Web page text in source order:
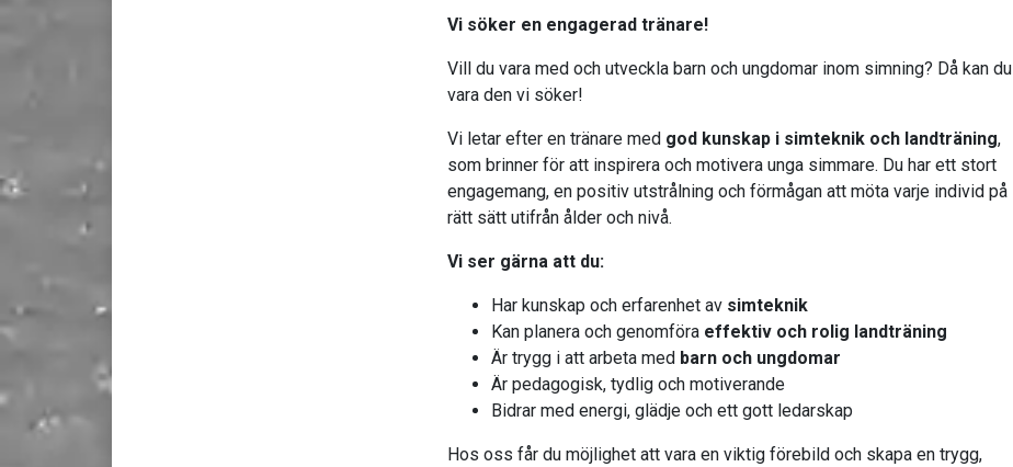
Vi söker en engagerad tränare!
Vill du vara med och utveckla barn och ungdomar inom simning? Då kan du
vara den vi söker!
Vi letar efter en tränare med god kunskap i simteknik och landträning,
som brinner för att inspirera och motivera unga simmare. Du har ett stort
engagemang, en positiv utstrålning och förmågan att möta varje individ på
rätt sätt utifrån ålder och nivå.
Vi ser gärna att du:
Har kunskap och erfarenhet av simteknik
Kan planera och genomföra effektiv och rolig landträning
Är trygg i att arbeta med barn och ungdomar
Är pedagogisk, tydlig och motiverande
Bidrar med energi, glädje och ett gott ledarskap
Hos oss får du möjlighet att vara en viktig förebild och skapa en trygg,